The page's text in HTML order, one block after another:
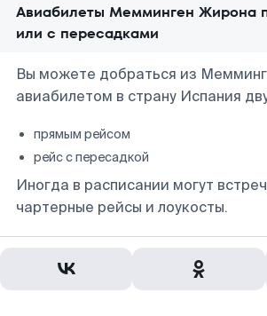
Авиабилеты Мемминген Жирона
или с пересадками
Вы можете добраться из
авиабилетом в страну Испания
прямым рейсом
рейс с пересадкой
Иногда в расписании могут
чартерные рейсы и лоукосты.